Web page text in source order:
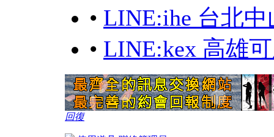
• LINE:ihe 台北
• LINE:kex 高雄
回復